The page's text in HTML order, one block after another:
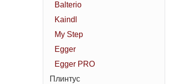
Balterio
Kaindl
My Step
Egger
Egger PRO
Плинтус